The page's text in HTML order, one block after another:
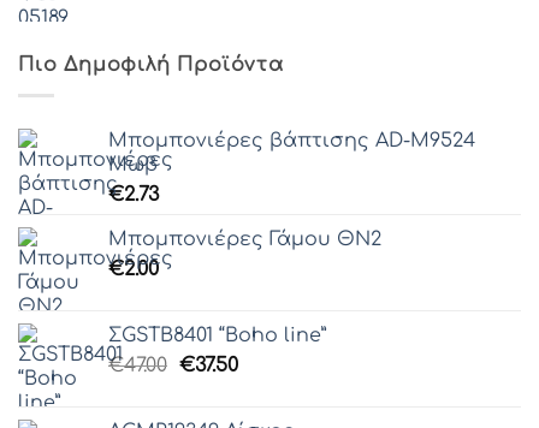
Πιο Δημοφιλή Προϊόντα
Μπομπονιέρες βάπτισης AD-M9524
Μωβ
€2.73
Μπομπονιέρες Γάμου ΘΝ2
€2.00
ΣGSTB8401 “Boho line”
€47.00 Original
€37.50Η